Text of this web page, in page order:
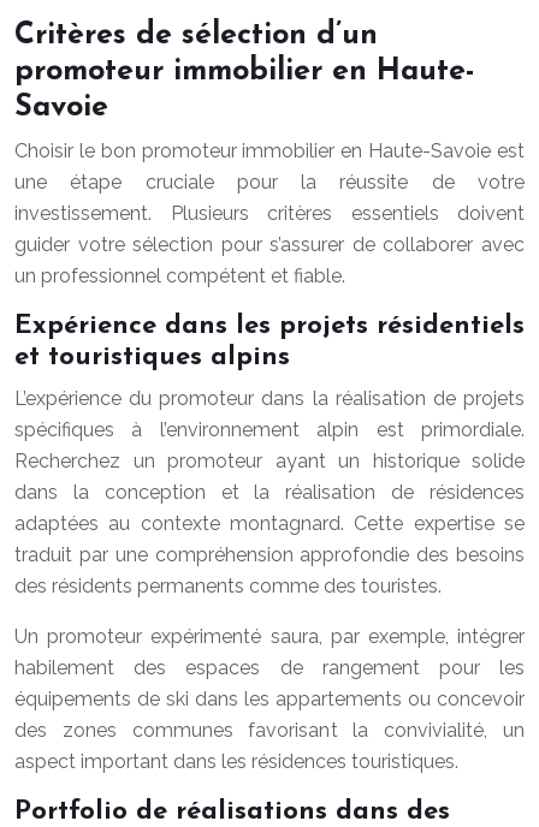
Critères de sélection d’un
promoteur immobilier en Haute-
Savoie
Choisir le bon promoteur immobilier en Haute-Savoie est
une étape cruciale pour la réussite de votre
investissement. Plusieurs critères essentiels doivent
guider votre sélection pour s’assurer de collaborer avec
un professionnel compétent et fiable.
Expérience dans les projets résidentiels
et touristiques alpins
L’expérience du promoteur dans la réalisation de projets
spécifiques à l’environnement alpin est primordiale.
Recherchez un promoteur ayant un historique solide
dans la conception et la réalisation de résidences
adaptées au contexte montagnard. Cette expertise se
traduit par une compréhension approfondie des besoins
des résidents permanents comme des touristes.
Un promoteur expérimenté saura, par exemple, intégrer
habilement des espaces de rangement pour les
équipements de ski dans les appartements ou concevoir
des zones communes favorisant la convivialité, un
aspect important dans les résidences touristiques.
Portfolio de réalisations dans des